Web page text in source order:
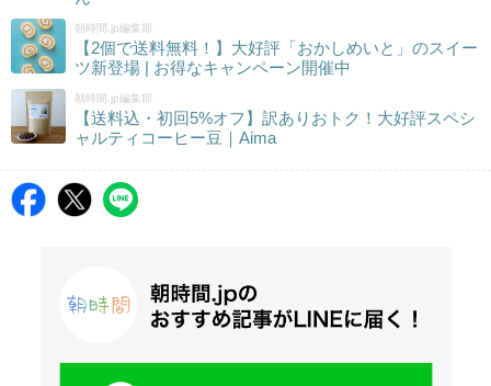
朝時間.jp編集部
【2個で送料無料！】大好評「おかしめいと」のスイー
ツ新登場 | お得なキャンペーン開催中
朝時間.jp編集部
【送料込・初回5%オフ】訳ありおトク！大好評スペシ
ャルティコーヒー豆｜Aima